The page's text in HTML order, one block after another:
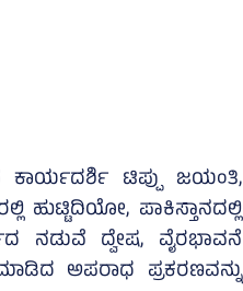
ಕಾರ್ಯದರ್ಶಿ ಟಿಪ್ಪು ಜಯಂತಿ,
ಹುಟ್ಟಿದಿಯೋ, ಪಾಕಿಸ್ತಾನದಲ್ಲಿ
ನಡುವೆ ದ್ವೇಷ, ವೈರಭಾವನೆ
ಅಪರಾಧ ಪ್ರಕರಣವನ್ನು